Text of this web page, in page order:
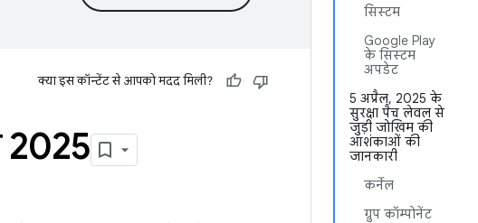
सिस्टम
Google Play
के सिस्टम
अपडेट
5 अप्रैल, 2025 के
सुरक्षा पैच लेवल से
जुड़ी जोखिम की
आशंकाओं की
जानकारी
कर्नेल
ग्रुप कॉम्पोनेंट
क्या इस कॉन्टेंट से आपको मदद मिली?
2025